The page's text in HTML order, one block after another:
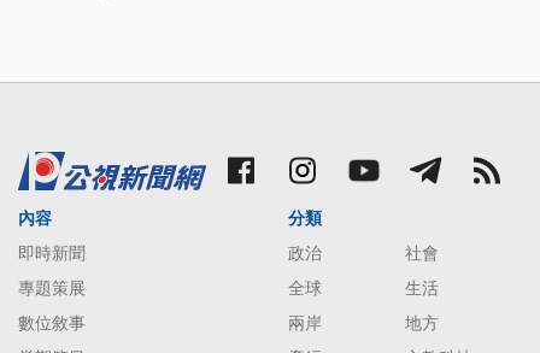
內容
即時新聞
專題策展
數位敘事
分類
政治
社會
全球
生活
兩岸
地方